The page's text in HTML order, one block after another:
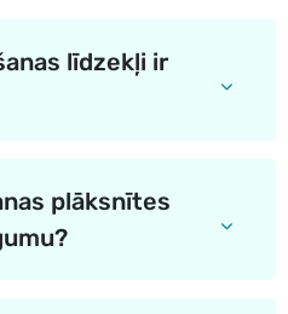
līdzekļi ir
plāksnītes